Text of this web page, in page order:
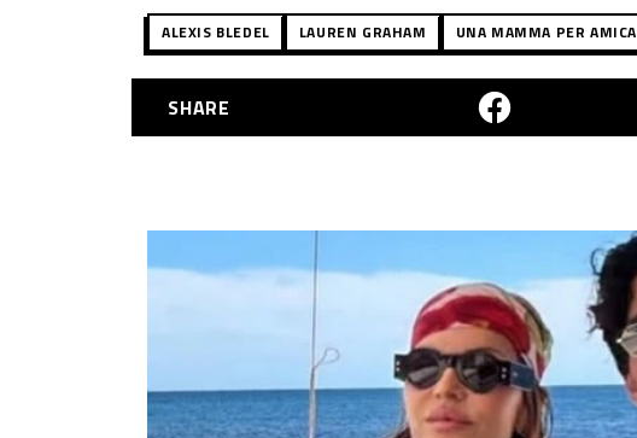
ALEXIS BLEDEL LAUREN GRAHAM UNA MAMMA PER AMICA
SHARE